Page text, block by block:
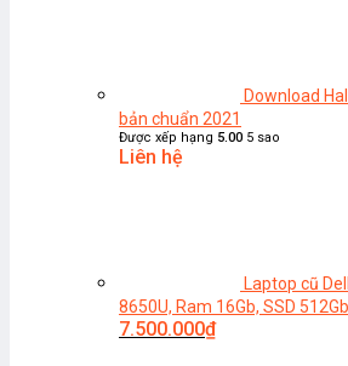
Download
bản chuẩn 2021
Được xếp hạng 5.00 5 sao
Liên hệ
Laptop cũ
8650U, Ram 16Gb, SSD 512Gb
Giá
7.500.000₫Giá